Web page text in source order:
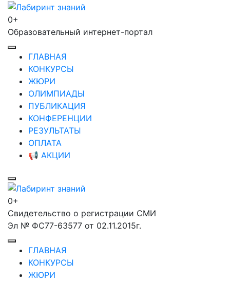
Перейти
содержимому
Enter)
Лабиринт знаний
0+
Образовательный интернет-портал
ГЛАВНАЯ
КОНКУРСЫ
ЖЮРИ
ОЛИМПИАДЫ
ПУБЛИКАЦИЯ
КОНФЕРЕНЦИИ
РЕЗУЛЬТАТЫ
ОПЛАТА
📢 АКЦИИ
Лабиринт знаний
0+
Свидетельство о регистрации СМИ
Эл № ФС77-63577 от 02.11.2015г.
ГЛАВНАЯ
КОНКУРСЫ
ЖЮРИ